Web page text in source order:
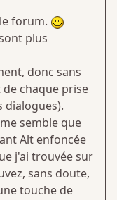
forum.
plus
donc sans
chaque prise
dialogues).
semble que
Alt enfoncée
j'ai trouvée sur
sans doute,
touche de